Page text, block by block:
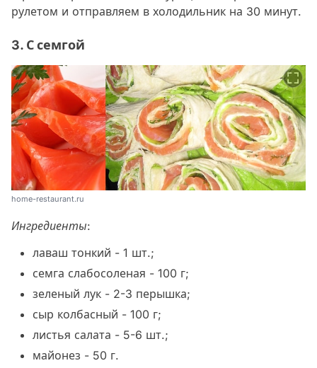
рулетом и отправляем в холодильник на 30 минут.
3. С семгой
home-restaurant.ru
Ингредиенты:
лаваш тонкий - 1 шт.;
семга слабосоленая - 100 г;
зеленый лук - 2-3 перышка;
сыр колбасный - 100 г;
листья салата - 5-6 шт.;
майонез - 50 г.